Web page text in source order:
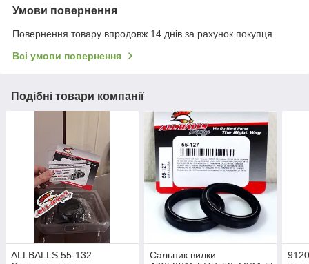
Умови повернення
Повернення товару впродовж 14 днів за рахунок покупця
Всі умови повернення
Подібні товари компанії
ALLBALLS 55-132
Сальник вилки